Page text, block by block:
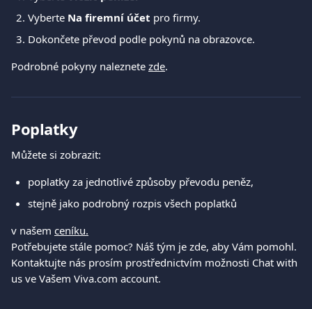
Vyberte Na firemní účet pro firmy.
Dokončete převod podle pokynů na obrazovce.
Podrobné pokyny naleznete zde.
Poplatky
Můžete si zobrazit:
poplatky za jednotlivé způsoby převodu peněz,
stejně jako podrobný rozpis všech poplatků
v našem ceníku.
Potřebujete stále pomoc? Náš tým je zde, aby Vám pomohl.
Kontaktujte nás prosím prostřednictvím možnosti Chat with
us ve Vašem Viva.com account.